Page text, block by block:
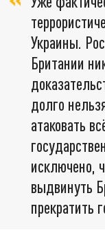
Украины.
Британии
долго
атаковать
исключено,
выдвинуть
прекратить